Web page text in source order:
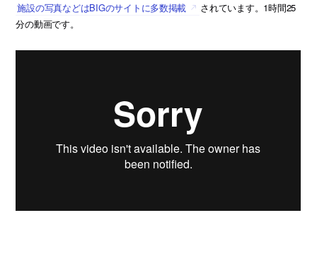
施設の写真などはBIGのサイトに多数掲載
されています。1時間25
分の動画です。